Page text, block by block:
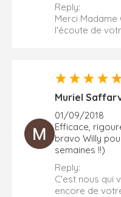
Reply:
Merci Madame
l'écoute de
Muriel
01/09/2018
Efficace,
bravo Willy
semaines !!)
Reply:
C'est nous qui
encore de